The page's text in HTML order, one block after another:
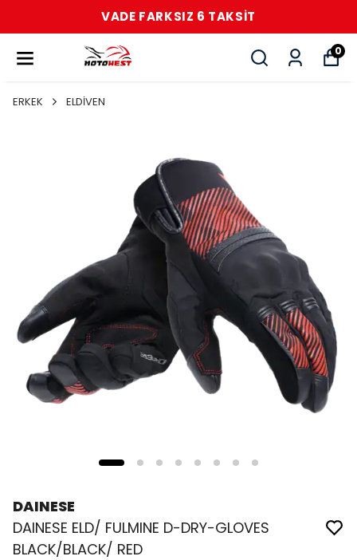
VADE FARKSIZ 6 TAKSİT
0
ERKEK ELDİVEN
DAINESE
DAINESE ELD/ FULMINE D-DRY-GLOVES
BLACK/BLACK/ RED